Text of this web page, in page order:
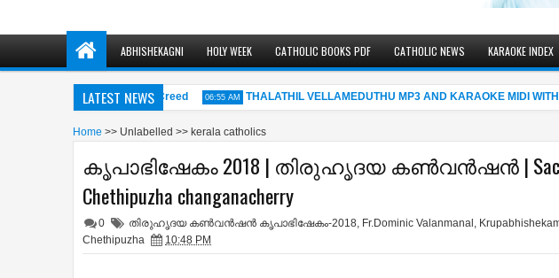
ABHISHEKAGNI HOLY WEEK CATHOLIC BOOKS PDF CATHOLIC NEWS KARAOKE INDEX
LATEST NEWS
- The Apostles' Creed 06:55 AM THALATHIL VELLAMEDUTHU MP3 AND KARAOKE MIDI WITH
Home >> Unlabelled >> kerala catholics
കൃപാഭിഷേകം 2018 | തിരുഹൃദയ കണ്‍വന്‍ഷന്‍ | Sacred
Chethipuzha changanacherry
0 തിരുഹൃദയ കണ്‍വന്‍ഷന്‍ കൃപാഭിഷേകം-2018, Fr.Dominic Valanmanal ,
Chethipuzha
10:48 PM